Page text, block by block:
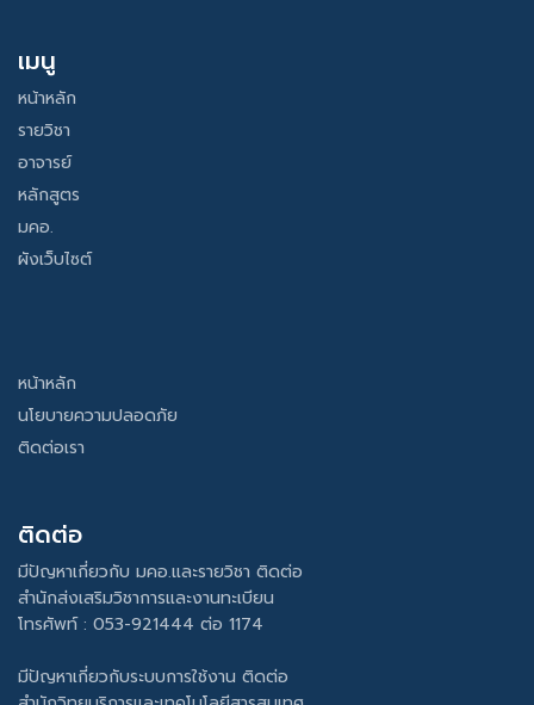
เมนู
หน้าหลัก
รายวิชา
อาจารย์
หลักสูตร
มคอ.
ผังเว็บไซต์
หน้าหลัก
นโยบายความปลอดภัย
ติดต่อเรา
ติดต่อ
มีปัญหาเกี่ยวกับ มคอ.และรายวิชา ติดต่อ
สำนักส่งเสริมวิชาการและงานทะเบียน
โทรศัพท์ : 053-921444 ต่อ 1174
มีปัญหาเกี่ยวกับระบบการใช้งาน ติดต่อ